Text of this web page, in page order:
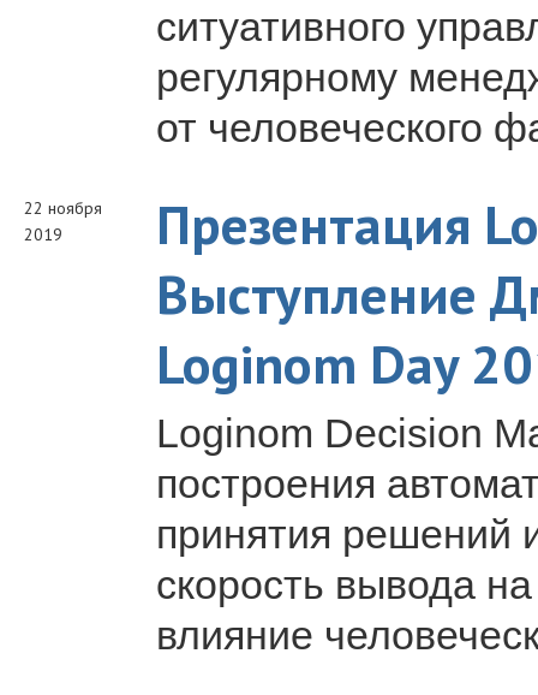
ситуативного
регулярному
от человеческого
22 ноября
2019
Презентация
Выступление
Loginom Day
Loginom Decision
построения
принятия решений
скорость вывода
влияние